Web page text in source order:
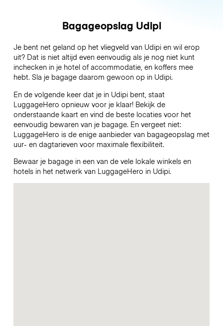
Bagageopslag Udipi
Je bent net geland op het vliegveld van Udipi en wil erop
uit? Dat is niet altijd even eenvoudig als je nog niet kunt
inchecken in je hotel of accommodatie, en koffers mee
hebt. Sla je bagage daarom gewoon op in Udipi.
En de volgende keer dat je in Udipi bent, staat
LuggageHero opnieuw voor je klaar! Bekijk de
onderstaande kaart en vind de beste locaties voor het
eenvoudig bewaren van je bagage. En vergeet niet:
LuggageHero is de enige aanbieder van bagageopslag met
uur- en dagtarieven voor maximale flexibiliteit.
Bewaar je bagage in een van de vele lokale winkels en
hotels in het netwerk van LuggageHero in Udipi.